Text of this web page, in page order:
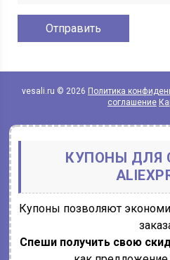
vesali.ru © 2026 Политика
соглашение
КУПОНЫ ДЛЯ
Купоны позволяют
Спеши получить свою